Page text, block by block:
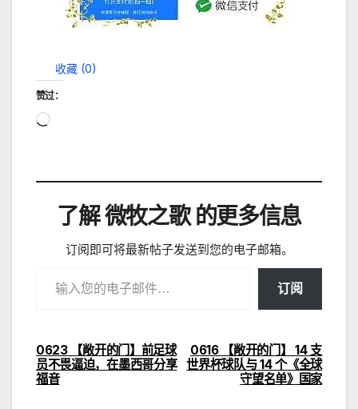
收藏 (0)
赞过：
正
载…
了解 微牧之歌 的更多信息
订阅即可将最新帖子发送到您的电子邮箱。
订阅
文
章
0616 【敞开的门】 14 支
世界杯球队与 14 个《全球
守望名单》国家
0623 【敞开的门】前足球
员不畏逼迫，在墨西哥分享
福音